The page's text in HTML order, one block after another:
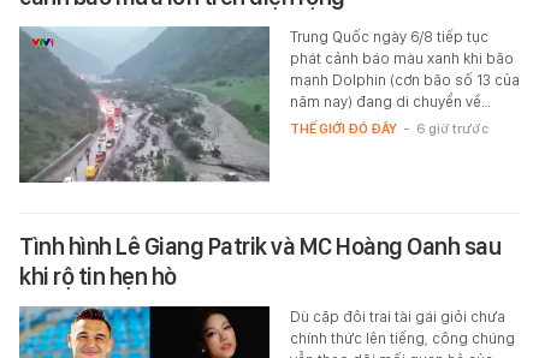
Trung Quốc ngày 6/8 tiếp tục
phát cảnh báo màu xanh khi bão
mạnh Dolphin (cơn bão số 13 của
năm nay) đang di chuyển về…
THẾ GIỚI ĐÓ ĐÂY - 6 giờ trước
Tình hình Lê Giang Patrik và MC Hoàng Oanh sau
khi rộ tin hẹn hò
Dù cặp đôi trai tài gái giỏi chưa
chính thức lên tiếng, công chúng